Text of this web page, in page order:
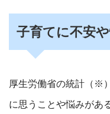
子育てに不安
厚生労働省の統計（※
に思うことや悩みがあ